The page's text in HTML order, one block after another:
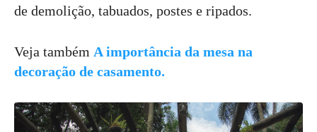
de demolição, tabuados, postes e ripados.
Veja também A importância da mesa na
decoração de casamento.